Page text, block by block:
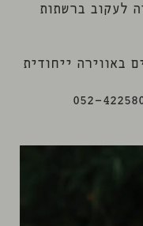
לעקוב ברשתות
באווירה ייחודית